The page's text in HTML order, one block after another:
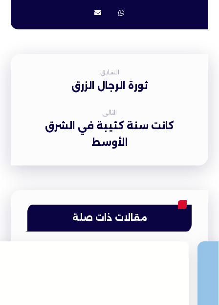
السابق
ثورة الرجال الزرق
التالى
كانت سنة كئيبة في الشرق
الأوسط
مقالات ذات صلة